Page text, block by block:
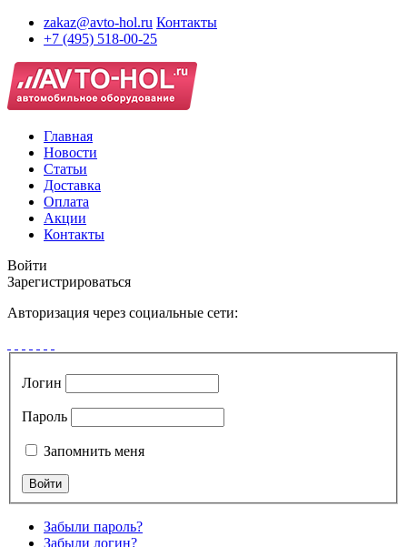
zakaz@avto-hol.ru Контакты
+7 (495) 518-00-25
Главная
Новости
Статьи
Доставка
Оплата
Акции
Контакты
Войти
Зарегистрироваться
Авторизация через социальные сети:
Логин
Пароль
Запомнить меня
Забыли пароль?
Забыли логин?